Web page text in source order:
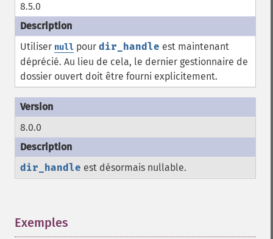
8.5.0
Utiliser null pour dir_handle est maintenant
déprécié. Au lieu de cela, le dernier gestionnaire de
dossier ouvert doit être fourni explicitement.
8.0.0
dir_handle est désormais nullable.
Exemples